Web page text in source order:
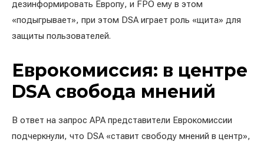
дезинформировать Европу, и FPÖ ему в этом
«подыгрывает», при этом DSA играет роль «щитa» для
защиты пользователей.
Еврокомиссия: в центре
DSA свобода мнений
В ответ на запрос APA представители Еврокомиссии
подчеркнули, что DSA «ставит свободу мнений в центр»,